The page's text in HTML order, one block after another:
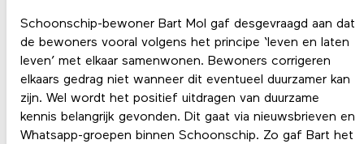
Schoonschip-bewoner Bart Mol gaf desgevraagd aan dat
de bewoners vooral volgens het principe ‘leven en laten
leven’ met elkaar samenwonen. Bewoners corrigeren
elkaars gedrag niet wanneer dit eventueel duurzamer kan
zijn. Wel wordt het positief uitdragen van duurzame
kennis belangrijk gevonden. Dit gaat via nieuwsbrieven en
Whatsapp-groepen binnen Schoonschip. Zo gaf Bart het